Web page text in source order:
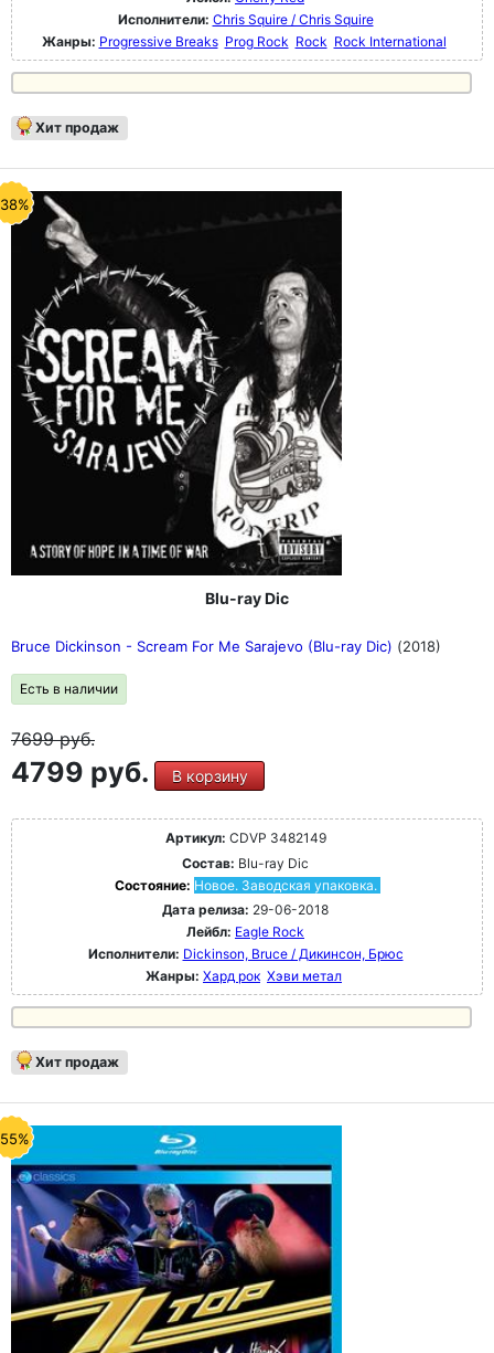
Исполнители: Chris Squire / Chris Squire
Жанры: Progressive Breaks Prog Rock Rock Rock International
Хит продаж
Blu-ray Dic
Bruce Dickinson - Scream For Me Sarajevo (Blu-ray Dic) (2018)
Есть в наличии
7699руб.
4799 руб. В корзину
Артикул: CDVP 3482149
Состав: Blu-ray Dic
Состояние: Новое. Заводская упаковка.
Дата релиза: 29-06-2018
Лейбл: Eagle Rock
Исполнители: Dickinson, Bruce / Дикинсон, Брюс
Жанры: Хард рок Хэви метал
Хит продаж